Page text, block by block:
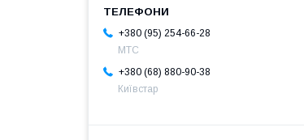
+380 (95) 254-66-28
МТС
+380 (68) 880-90-38
Київстар